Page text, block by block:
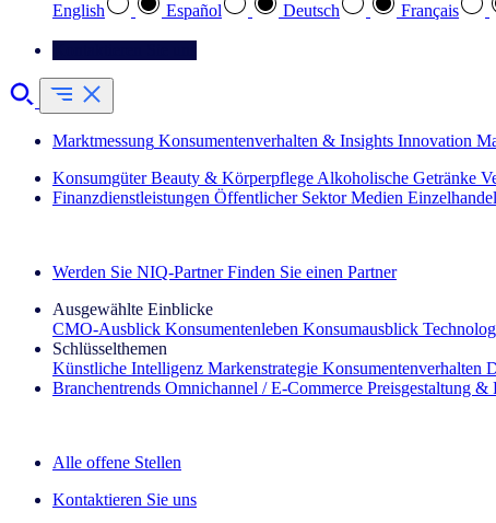
English Español Deutsch Français
Marktmessung Konsumentenverhalten & Insights Innovation
Konsumgüter Beauty & Körperpflege Alkoholische Getränke
Finanzdienstleistungen Öffentlicher Sektor Medien Einzelhandel
Werden Sie NIQ-Partner Finden Sie einen Partner
Ausgewählte Einblicke
CMO‑Ausblick Konsumentenleben Konsumausblick
Schlüsselthemen
Künstliche Intelligenz Markenstrategie Konsumentenverhalten
Branchentrends Omnichannel / E‑Commerce Preisgestaltung &
Alle offene Stellen
Kontaktieren Sie uns